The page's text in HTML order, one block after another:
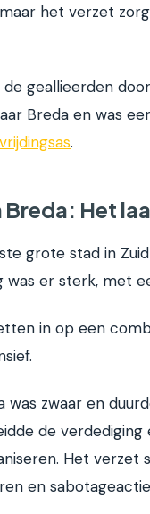
het verzet
geallieerden
Breda en was
.
Breda: Het
grote stad in
was er sterk, met
in op een
was zwaar en
de
Het verzet
en